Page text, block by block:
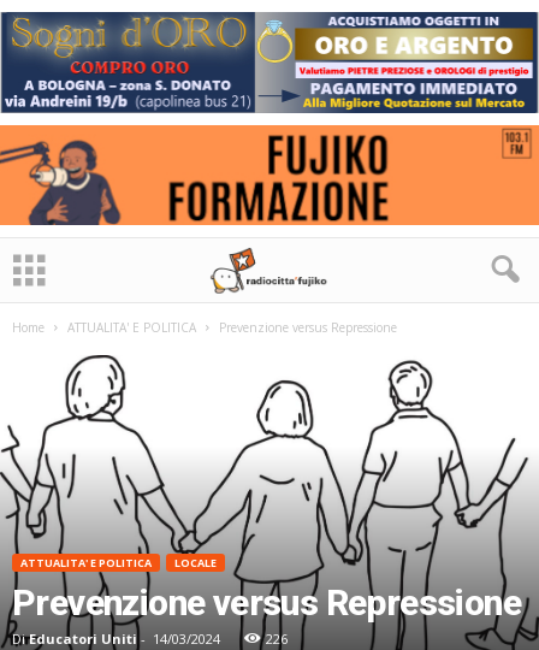
Home ATTUALITA' E POLITICA Prevenzione versus Repressione
ATTUALITA' E POLITICA LOCALE
Prevenzione versus Repressione
Di Educatori Uniti - 14/03/2024 226